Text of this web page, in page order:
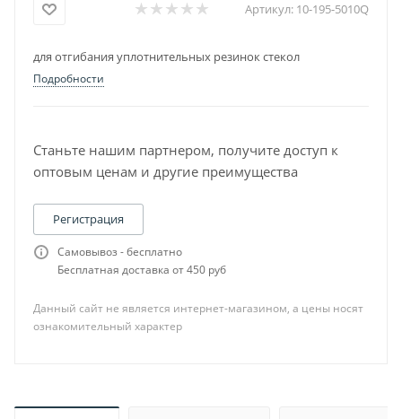
Артикул: 10-195-5010Q
для отгибания уплотнительных резинок стекол
Подробности
Станьте нашим партнером, получите доступ к
оптовым ценам и другие преимущества
Регистрация
Самовывоз - бесплатно
Бесплатная доставка от 450 руб
Данный сайт не является интернет-магазином, а цены носят
ознакомительный характер